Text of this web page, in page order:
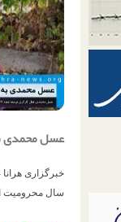
عسل محمدی به یک
سال محرومیت